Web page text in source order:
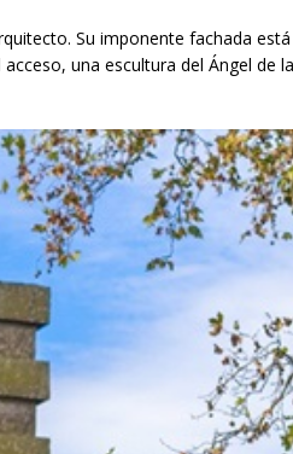
Su imponente fachada
una escultura del Ángel de